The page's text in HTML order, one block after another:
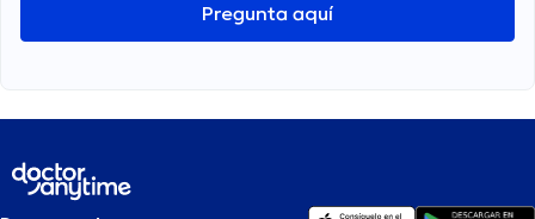
Pregunta aquí